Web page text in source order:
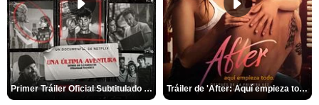
Primer Tráiler Oficial Subtitulado de 'Una última aventura: Detrás de cámaras de Stranger Things 5' Tráiler de 'After: Aquí empieza todo'